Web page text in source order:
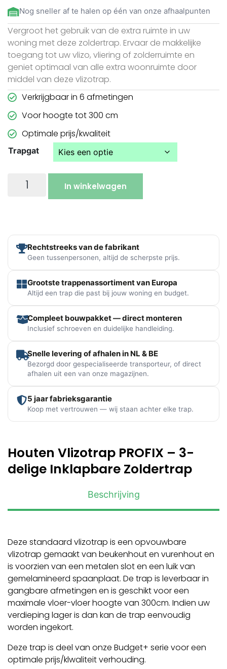
Nog sneller af te halen op één van onze afhaalpunten
Vergroot het gebruik van de extra ruimte in uw
woning met deze zoldertrap. Ervaar de makkelijke
toegang tot uw vlizo, vliering of zolderruimte en
geniet optimaal van alle extra woonruimte door
middel van deze vlizotrap.
Verkrijgbaar in 6 afmetingen
Voor hoogte tot 300 cm
Optimale prijs/kwaliteit
Trapgat
In winkelwagen
Rechtstreeks van de fabrikant
Geen tussenpersonen, altijd de scherpste prijs.
Grootste trappenassortiment van Europa
Altijd een trap die past bij jouw woning en budget.
Compleet bouwpakket — direct monteren
Inclusief schroeven en duidelijke handleiding.
Snelle levering of afhalen in NL & BE
Bezorgd door gespecialiseerde transporteur, of direct
afhalen uit een van onze magazijnen.
5 jaar fabrieksgarantie
Koop met vertrouwen — wij staan achter elke trap.
Houten Vlizotrap PROFIX – 3-
delige Inklapbare Zoldertrap
Beschrijving
Deze standaard vlizotrap is een opvouwbare
vlizotrap gemaakt van beukenhout en vurenhout en
is voorzien van een metalen slot en een luik van
gemelamineerd spaanplaat. De trap is leverbaar in
gangbare afmetingen en is geschikt voor een
maximale vloer-vloer hoogte van 300cm. Indien uw
verdieping lager is dan kan de trap eenvoudig
worden ingekort.
Deze trap is deel van onze Budget+ serie voor een
optimale prijs/klwaliteit verhouding.